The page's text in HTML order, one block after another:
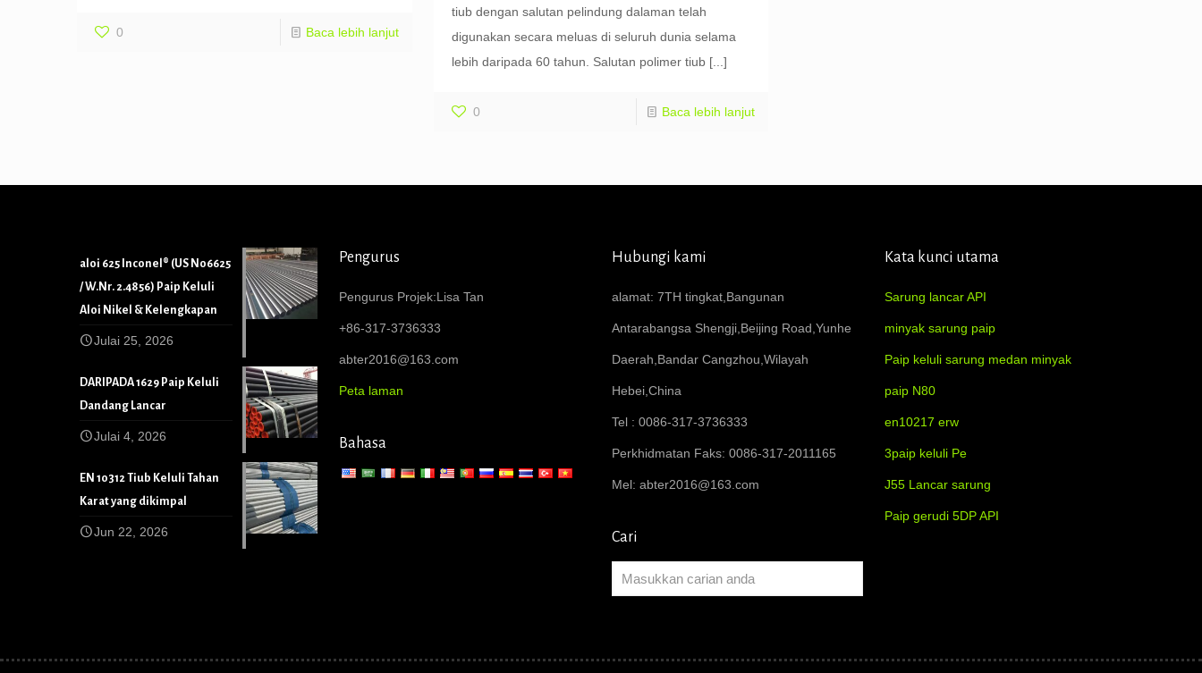
0 Baca lebih lanjut
tiub dengan salutan pelindung dalaman telah
digunakan secara meluas di seluruh dunia selama
lebih daripada 60 tahun. Salutan polimer tiub[...]
0 Baca lebih lanjut
aloi 625 Inconel® (US N06625
/ W.Nr. 2.4856) Paip Keluli
Aloi Nikel & Kelengkapan
Julai 25, 2026
DARIPADA 1629 Paip Keluli
Dandang Lancar
Julai 4, 2026
EN 10312 Tiub Keluli Tahan
Karat yang dikimpal
Jun 22, 2026
Pengurus
Pengurus Projek:Lisa Tan
+86-317-3736333
abter2016@163.com
Peta laman
Bahasa
Hubungi kami
alamat: 7TH tingkat,Bangunan
Antarabangsa Shengji,Beijing Road,Yunhe
Daerah,Bandar Cangzhou,Wilayah
Hebei,China
Tel : 0086-317-3736333
Perkhidmatan Faks: 0086-317-2011165
Mel: abter2016@163.com
Cari
Kata kunci utama
Sarung lancar API
minyak sarung paip
Paip keluli sarung medan minyak
paip N80
en10217 erw
3paip keluli Pe
J55 Lancar sarung
Paip gerudi 5DP API